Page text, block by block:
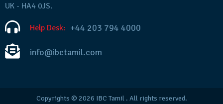
UK - HA4 0JS.
Help Desk: +44 203 794 4000
info@ibctamil.com
Copyrights © 2026 IBC Tamil. All rights reserved.